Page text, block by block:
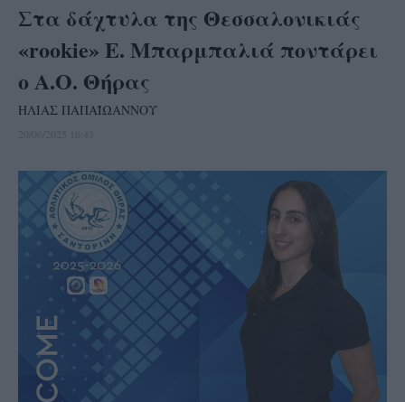
Στα δάχτυλα της Θεσσαλονικιάς
«rookie» Ε. Μπαρμπαλιά ποντάρει
ο Α.Ο. Θήρας
ΗΛΙΑΣ ΠΑΠΑΪΩΑΝΝΟΥ